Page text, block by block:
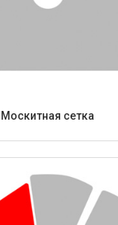
Москитная сетка